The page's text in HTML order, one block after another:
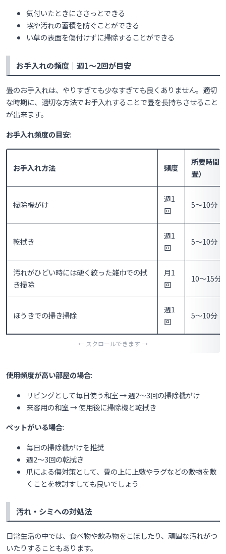
気付いたときにささっとできる
埃や汚れの蓄積を防ぐことができる
い草の表面を傷付けずに掃除することができる
お手入れの頻度｜週1〜2回が目安
畳のお手入れは、やりすぎても少なすぎても良くありません。適切
な時期に、適切な方法でお手入れすることで畳を長持ちさせること
が出来ます。
お手入れ頻度の目安:
お手入れ方法 頻度
所要時間
畳）
掃除機がけ
週1
回
5〜10分
乾拭き
週1
回
5〜10分
汚れがひどい時には硬く絞った雑巾での拭
き掃除
月1
回
10〜15分
ほうきでの掃き掃除
週1
回
5〜10分
使用頻度が高い部屋の場合:
リビングとして毎日使う和室 → 週2〜3回の掃除機がけ
来客用の和室 → 使用後に掃除機と乾拭き
ペットがいる場合:
毎日の掃除機がけを推奨
週2〜3回の乾拭き
爪による傷対策として、畳の上に上敷やラグなどの敷物を敷
くことを検討すしても良いでしょう
汚れ・シミへの対処法
日常生活の中では、食べ物や飲み物をこぼしたり、頑固な汚れがつ
いたりすることもあります。